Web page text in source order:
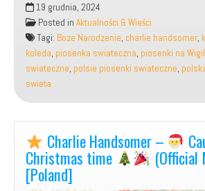
Charlie
Handsomer
–
Święta,
święta…
(Official
Music
Video)
[Poland]
19 grudnia, 2024
Posted in Aktualności & Wieści
Tagi: Boze Narodzenie, charlie handsomer,
koleda, piosenka swiateczna, piosenki na
swiateczne, polsie piosenki swiateczne,
swieta
Charlie Handsomer –
Christmas time (Official
[Poland]